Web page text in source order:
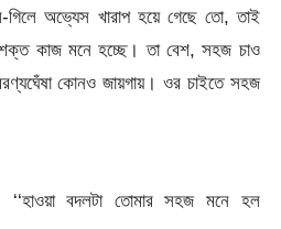
গিলে অভ্যেস খারাপ হয়ে গেছে তো, তাই
কাজ মনে হচ্ছে। তা বেশ, সহজ চাও
কোনও জায়গায়। ওর চাইতে সহজ
বদলটা তোমার সহজ মনে হল